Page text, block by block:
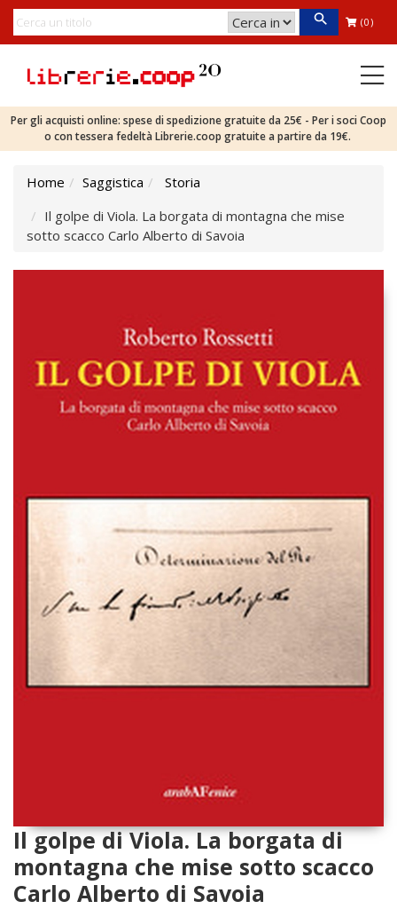
(0)
Per gli acquisti online: spese di spedizione gratuite da 25€ - Per i soci Coop
o con tessera fedeltà Librerie.coop gratuite a partire da 19€.
Home Saggistica
Storia
Il golpe di Viola. La borgata di montagna che mise
sotto scacco Carlo Alberto di Savoia
Il golpe di Viola. La borgata di
montagna che mise sotto scacco
Carlo Alberto di Savoia